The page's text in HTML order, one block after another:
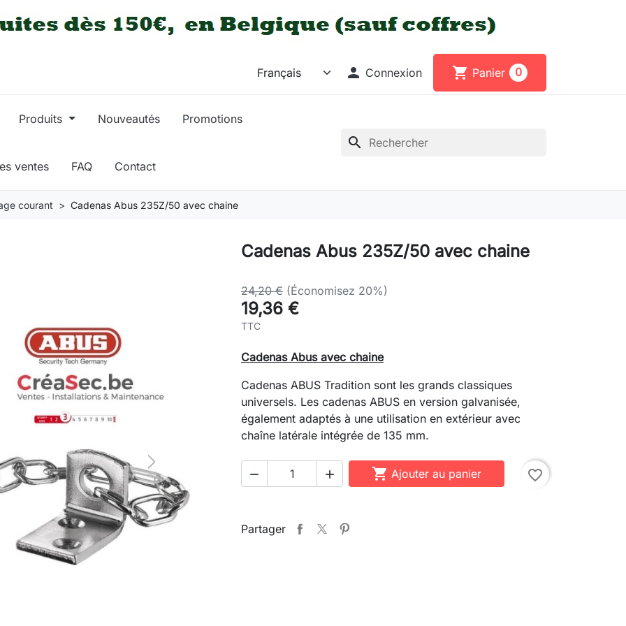
 Connexion shopping_cart Panier 0
Produits Nouveautés Promotions
ventes FAQ Contact
search
courant Cadenas Abus 235Z/50 avec chaine
Next
Cadenas Abus 235Z/50 avec chaine
24,20 € (Économisez 20%)
19,36 €
TTC
Cadenas Abus avec chaine
Cadenas ABUS Tradition sont les grands classiques
universels. Les cadenas ABUS en version galvanisée,
également adaptés à une utilisation en extérieur avec
chaîne latérale intégrée de 135 mm.
   Ajouter au panier favorite_border
Partager